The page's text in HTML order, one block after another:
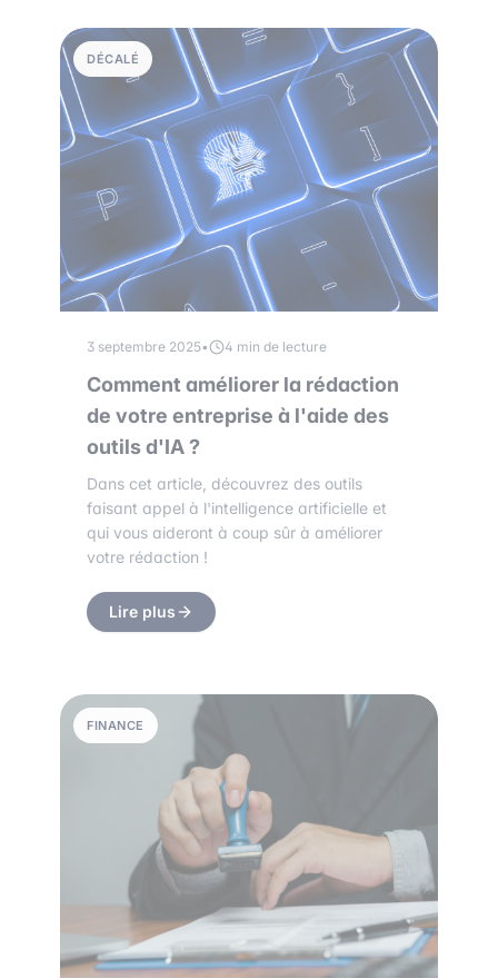
DÉCALÉ
3 septembre 2025• 4 min de lecture
Comment améliorer la rédaction
de votre entreprise à l'aide des
outils d'IA ?
Dans cet article, découvrez des outils
faisant appel à l'intelligence artificielle et
qui vous aideront à coup sûr à améliorer
votre rédaction !
Lire plus
FINANCE